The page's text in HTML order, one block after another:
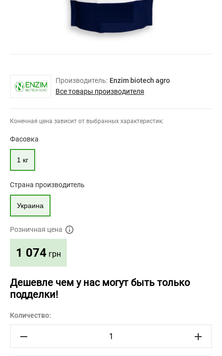
Производитель: Enzim biotech agro
Все товары производителя
Конечная цена зависит от выбранных характеристик:
Фасовка
1 кг
Страна производитель
Украина
Розничная цена
1 074 грн
Дешевле чем у нас могут быть только
подделки!
Количество: